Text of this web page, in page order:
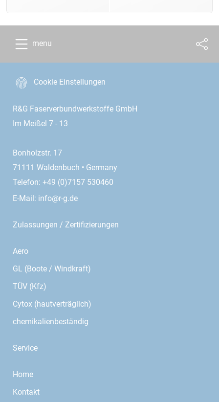
menu
Cookie Einstellungen
R&G Faserverbundwerkstoffe GmbH
Im Meißel 7 - 13
Bonholzstr. 17
71111 Waldenbuch • Germany
Telefon: +49 (0)7157 530460
E-Mail: info@r-g.de
Zulassungen / Zertifizierungen
Aero
GL (Boote / Windkraft)
TÜV (Kfz)
Cytox (hautverträglich)
chemikalienbeständig
Service
Home
Kontakt